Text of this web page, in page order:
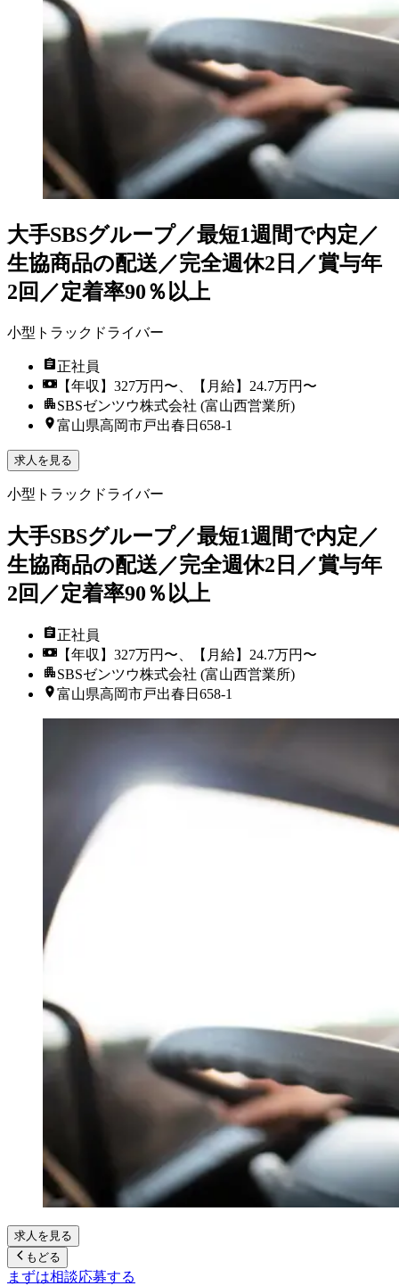
大手SBSグループ／最短1週間で内定／
生協商品の配送／完全週休2日／賞与年
2回／定着率90％以上
小型トラックドライバー
正社員
【年収】327万円〜、【月給】24.7万円〜
SBSゼンツウ株式会社 (富山西営業所)
富山県高岡市戸出春日658-1
求人を見る
小型トラックドライバー
大手SBSグループ／最短1週間で内定／
生協商品の配送／完全週休2日／賞与年
2回／定着率90％以上
正社員
【年収】327万円〜、【月給】24.7万円〜
SBSゼンツウ株式会社 (富山西営業所)
富山県高岡市戸出春日658-1
求人を見る
もどる
まずは相談応募する